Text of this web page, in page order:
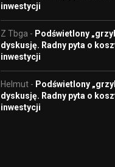
inwestycji
Z Tbga - Podświetlony
dyskusję. Radny pyta o
inwestycji
Helmut - Podświetlony
dyskusję. Radny pyta o
inwestycji